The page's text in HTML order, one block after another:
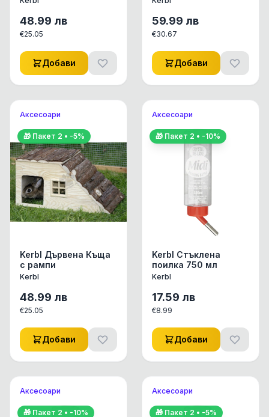
48.99 лв
€25.05
Добави
59.99 лв
€30.67
Добави
🎁 Пакет 2 • -5%
Аксесоари
Kerbl Дървена Къща
с рампи
Kerbl
48.99 лв
€25.05
Добави
🎁 Пакет 2 • -10%
Аксесоари
Kerbl Стъклена
поилка 750 мл
Kerbl
17.59 лв
€8.99
Добави
🎁 Пакет 2 • -10%
Аксесоари
🎁 Пакет 2 • -5%
Аксесоари